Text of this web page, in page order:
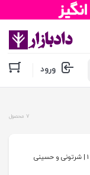
ورود
7 محصول